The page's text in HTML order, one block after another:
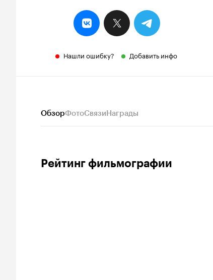
Нашли ошибку? Добавить инфо
ОбзорФотоСвязиНаграды
Рейтинг фильмографии